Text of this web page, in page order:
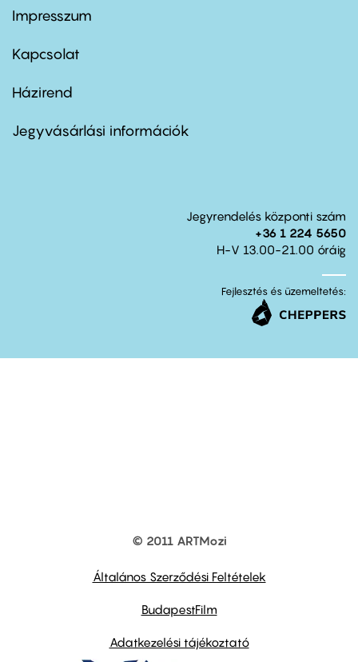
Footer
first
Impresszum
Kapcsolat
Footer
second
Házirend
Jegyvásárlási információk
Jegyrendelés központi szám
+36 1 224 5650
H-V 13.00-21.00 óráig
Fejlesztés és üzemeltetés:
© 2011 ARTMozi
Általános Szerződési Feltételek
BudapestFilm
Adatkezelési tájékoztató